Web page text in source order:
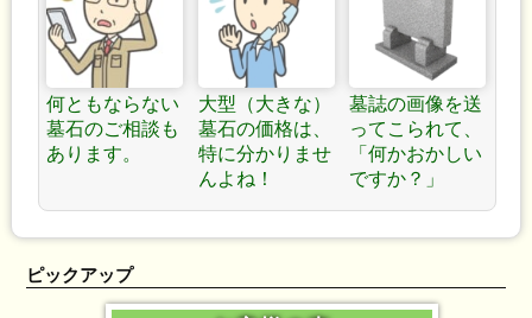
何ともならない
墓石のご相談も
あります。
大型（大きな）
墓石の価格は、
特に分かりませ
んよね！
墓誌の画像を送
ってこられて、
「何かおかしい
ですか？」
ピックアップ